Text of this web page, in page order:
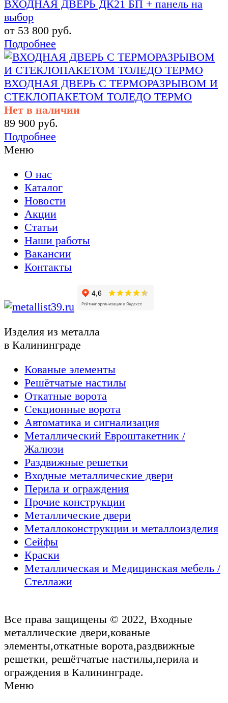
ВХОДНАЯ ДВЕРЬ ДК21 БП + панель на
выбор
от 53 800 руб.
Подробнее
ВХОДНАЯ ДВЕРЬ С ТЕРМОРАЗРЫВОМ И
СТЕКЛОПАКЕТОМ ТОЛЕДО ТЕРМО
Нет в наличии
89 900 руб.
Подробнее
Меню
О нас
Каталог
Новости
Акции
Статьи
Наши работы
Вакансии
Контакты
Изделия из металла
в Калининграде
Кованые элементы
Решётчатые настилы
Откатные ворота
Секционные ворота
Автоматика и сигнализация
Металлический Евроштакетник /
Жалюзи
Раздвижные решетки
Входные металлические двери
Перила и ограждения
Прочие конструкции
Металлические двери
Металлоконструкции и металлоизделия
Сейфы
Краски
Металлическая и Медицинская мебель /
Стеллажи
Все права защищены © 2022, Входные
металлические двери,кованые
элементы,откатные ворота,раздвижные
решетки, решётчатые настилы,перила и
ограждения в Калининграде.
Меню